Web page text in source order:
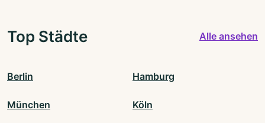
Top Städte Alle ansehen
Berlin Hamburg
München Köln